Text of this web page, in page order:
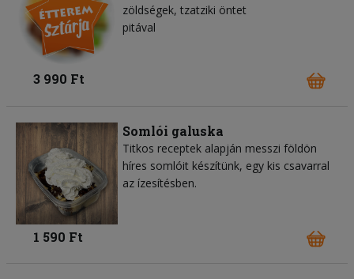
zöldségek tzatziki öntet
pitával
3 990 Ft
Somlói galuska
Titkos receptek alapján messzi földön
híres somlóit készítünk, egy kis csavarral
az ízesítésben.
1 590 Ft